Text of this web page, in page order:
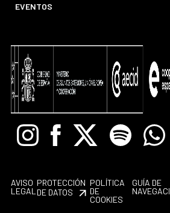
EVENTOS
InstagramFacebook
X Spotify
AVISO
LEGAL
PROTECCIÓN
DE DATOS
POLÍTICA
DE
COOKIES
GUÍA DE